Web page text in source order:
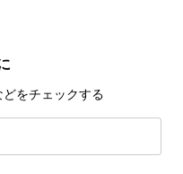
どをチェックする